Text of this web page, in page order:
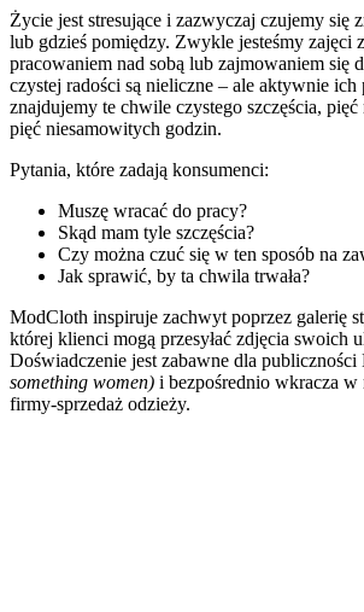
Życie jest stresujące i zazwyczaj czujemy się
lub gdzieś pomiędzy. Zwykle jesteśmy zajęci
pracowaniem nad sobą lub zajmowaniem się
czystej radości są nieliczne – ale aktywnie
znajdujemy te chwile czystego szczęścia,
pięć niesamowitych godzin.
Pytania, które zadają konsumenci:
Muszę wracać do pracy?
Skąd mam tyle szczęścia?
Czy można czuć się w ten sposób na
Jak sprawić, by ta chwila trwała?
ModCloth inspiruje zachwyt poprzez galerię
której klienci mogą przesyłać zdjęcia swoich
Doświadczenie jest zabawne dla
something women) i bezpośrednio wkracza
firmy-sprzedaż odzieży.